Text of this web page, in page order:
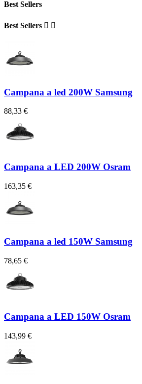
Best Sellers
Best Sellers  
Campana a led 200W Samsung
88,33 €
Campana a LED 200W Osram
163,35 €
Campana a led 150W Samsung
78,65 €
Campana a LED 150W Osram
143,99 €